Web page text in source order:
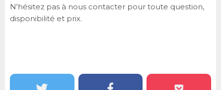
N'hésitez pas à nous contacter pour toute question,
disponibilité et prix.